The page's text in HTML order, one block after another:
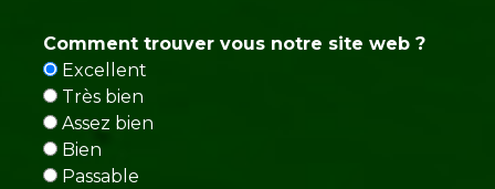
Comment trouver vous notre site web ?
Excellent
Très bien
Assez bien
Bien
Passable